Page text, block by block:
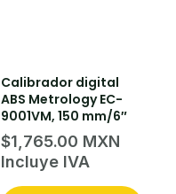
Calibrador digital
ABS Metrology EC-
9001VM, 150 mm/6″
$1,765.00